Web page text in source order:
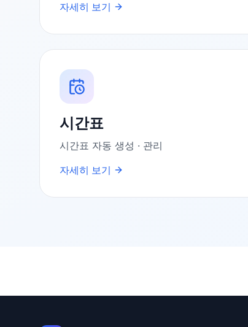
자세히 보기
시간표
시간표 자동 생성 · 관리
자세히 보기